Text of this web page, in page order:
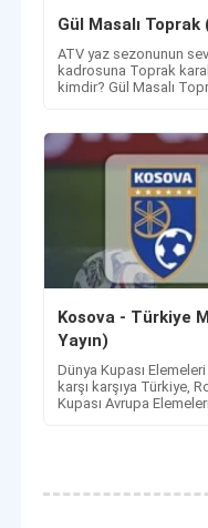
Gül Masalı
ATV yaz sezonunun
kadrosuna Toprak
kimdir? Gül Masalı
Kosova - Türkiye
Yayın)
Dünya Kupası
karşı karşıya Türkiye,
Kupası Avrupa